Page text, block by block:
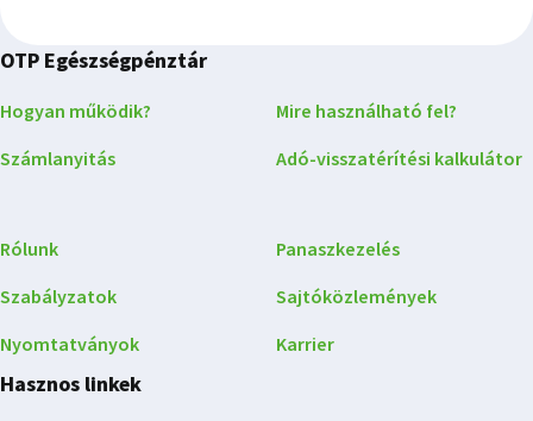
OTP Egészségpénztár
Hogyan működik?
Számlanyitás
Mire használható fel?
Adó-visszatérítési kalkulátor
Rólunk
Szabályzatok
Nyomtatványok
Panaszkezelés
Sajtóközlemények
Karrier
Hasznos linkek